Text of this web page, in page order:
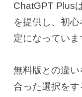
ChatGPT Plus
を提供し、初
定になっていま
無料版との違
合った選択を